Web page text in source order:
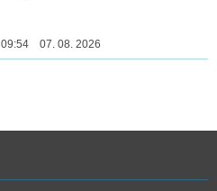
09:54 07. 08. 2026